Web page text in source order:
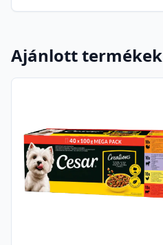
Ajánlott termékek